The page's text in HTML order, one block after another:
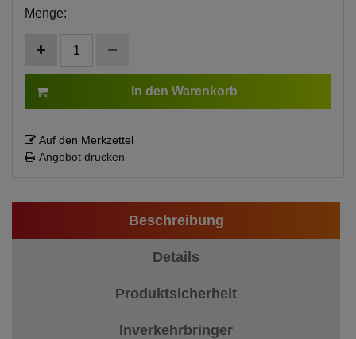
Menge:
In den Warenkorb
Auf den Merkzettel
Angebot drucken
Beschreibung
Details
Produktsicherheit
Inverkehrbringer